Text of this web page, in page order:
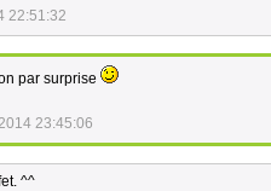
22:51:32
par surprise
23:45:06
^^